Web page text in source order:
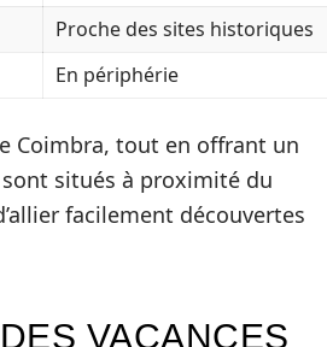
Proche des sites historiques
En périphérie
Coimbra, tout en offrant un
situés à proximité du
facilement découvertes
VACANCES